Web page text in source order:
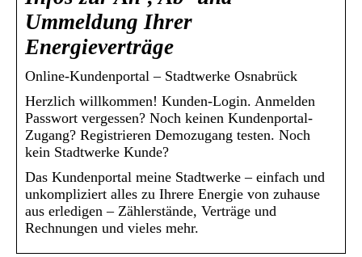
Ummeldung Ihrer
Energieverträge
Online-Kundenportal – Stadtwerke Osnabrück
Herzlich willkommen! Kunden-Login. Anmelden
Passwort vergessen? Noch keinen Kundenportal-
Zugang? Registrieren Demozugang testen. Noch
kein Stadtwerke Kunde?
Das Kundenportal meine Stadtwerke – einfach und
unkompliziert alles zu Ihrere Energie von zuhause
aus erledigen – Zählerstände, Verträge und
Rechnungen und vieles mehr.